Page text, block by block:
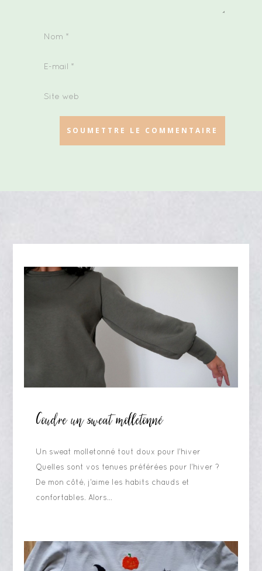
SOUMETTRE LE COMMENTAIRE
Coudre un sweat molletonné
Un sweat molletonné tout doux pour l'hiver
Quelles sont vos tenues préférées pour l'hiver ?
De mon côté, j'aime les habits chauds et
confortables. Alors...